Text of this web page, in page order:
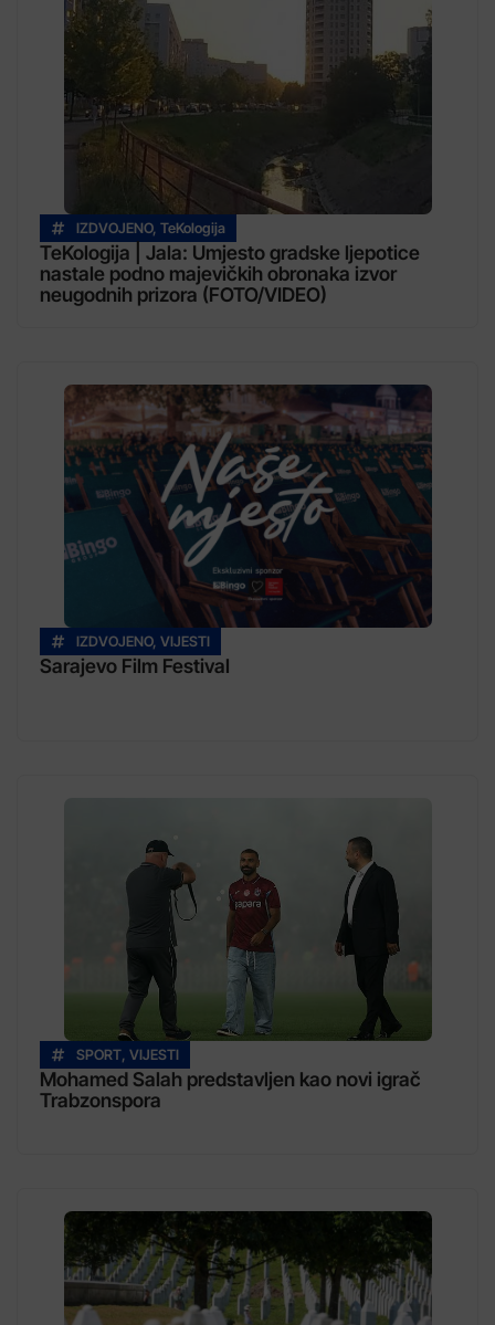
IZDVOJENO, TeKologija
TeKologija | Jala: Umjesto gradske ljepotice
nastale podno majevičkih obronaka izvor
neugodnih prizora (FOTO/VIDEO)
IZDVOJENO, VIJESTI
Sarajevo Film Festival
SPORT, VIJESTI
Mohamed Salah predstavljen kao novi igrač
Trabzonspora